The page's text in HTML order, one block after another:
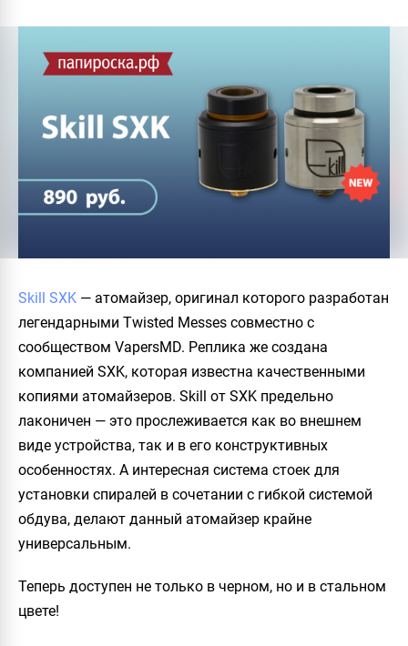
Skill SXK — атомайзер, оригинал которого разработан
легендарными Twisted Messes совместно с
сообществом VapersMD. Реплика же создана
компанией SXK, которая известна качественными
копиями атомайзеров. Skill от SXK предельно
лаконичен — это прослеживается как во внешнем
виде устройства, так и в его конструктивных
особенностях. А интересная система стоек для
установки спиралей в сочетании с гибкой системой
обдува, делают данный атомайзер крайне
универсальным.
Теперь доступен не только в черном, но и в стальном
цвете!